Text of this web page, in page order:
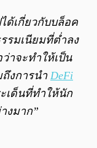
ด้เกี่ยวกับบล็อค
รมเนียมที่ต่ำลง
าจะทำให้เป็น
งการนำ DeFi
เด็นที่ทำให้นัก
งมาก”